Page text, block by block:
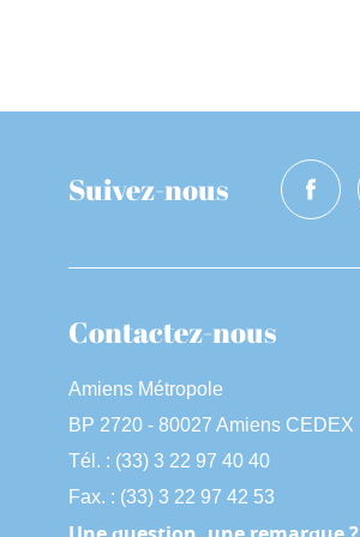
Suivez-nous
Contactez-nous
Amiens Métropole
BP 2720 - 80027 Amiens CEDEX
Tél. : (33) 3 22 97 40 40
Fax. : (33) 3 22 97 42 53